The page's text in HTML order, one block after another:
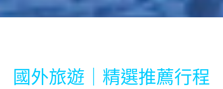
國外旅遊｜精選推薦行程